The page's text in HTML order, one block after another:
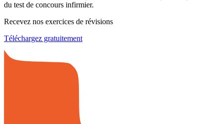
du test de concours infirmier.
Recevez nos exercices de révisions
Téléchargez gratuitement